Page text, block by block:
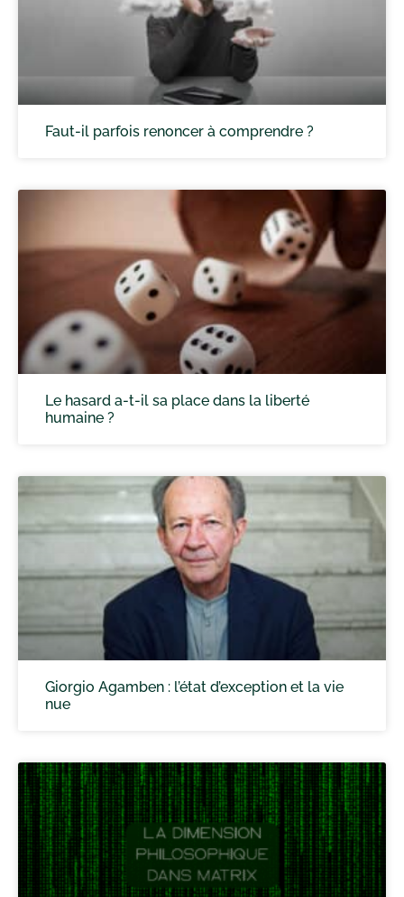
Faut-il parfois renoncer à comprendre ?
Le hasard a-t-il sa place dans la liberté
humaine ?
Giorgio Agamben : l’état d’exception et la vie
nue